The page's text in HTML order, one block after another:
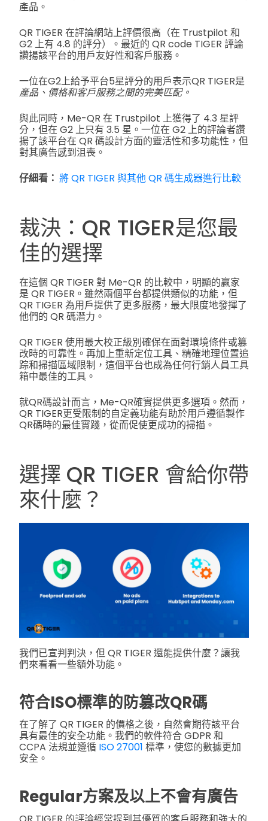
產品。
QR TIGER 在評論網站上評價很高（在 Trustpilot 和
G2 上有 4.8 的評分）。最近的 QR code TIGER 評論
讚揚該平台的用戶友好性和客戶服務。
一位在G2上給予平台5星評分的用戶表示QR TIGER是
產品、價格和客戶服務之間的完美匹配。
與此同時，Me-QR 在 Trustpilot 上獲得了 4.3 星評
分，但在 G2 上只有 3.5 星。一位在 G2 上的評論者讚
揚了該平台在 QR 碼設計方面的靈活性和多功能性，但
對其廣告感到沮喪。
仔細看： 將 QR TIGER 與其他 QR 碼生成器進行比較
裁決：QR TIGER是您最
佳的選擇
在這個 QR TIGER 對 Me-QR 的比較中，明顯的贏家
是 QR TIGER。雖然兩個平台都提供類似的功能，但
QR TIGER 為用戶提供了更多服務，最大限度地發揮了
他們的 QR 碼潛力。
QR TIGER 使用最大校正級別確保在面對環境條件或篡
改時的可靠性。再加上重新定位工具、精確地理位置追
踪和掃描區域限制，這個平台也成為任何行銷人員工具
箱中最佳的工具。
就QR碼設計而言，Me-QR確實提供更多選項。然而，
QR TIGER更受限制的自定義功能有助於用戶遵循製作
QR碼時的最佳實踐，從而促使更成功的掃描。
選擇 QR TIGER 會給你帶
來什麼？
我們已宣判判決，但 QR TIGER 還能提供什麼？讓我
們來看看一些額外功能。
符合ISO標準的防篡改QR碼
在了解了 QR TIGER 的價格之後，自然會期待該平台
具有最佳的安全功能。我們的軟件符合 GDPR 和
CCPA 法規並遵循 ISO 27001 標準，使您的數據更加
安全。
Regular方案及以上不會有廣告